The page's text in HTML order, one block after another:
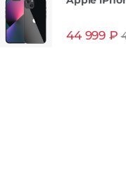
44 999 ₽